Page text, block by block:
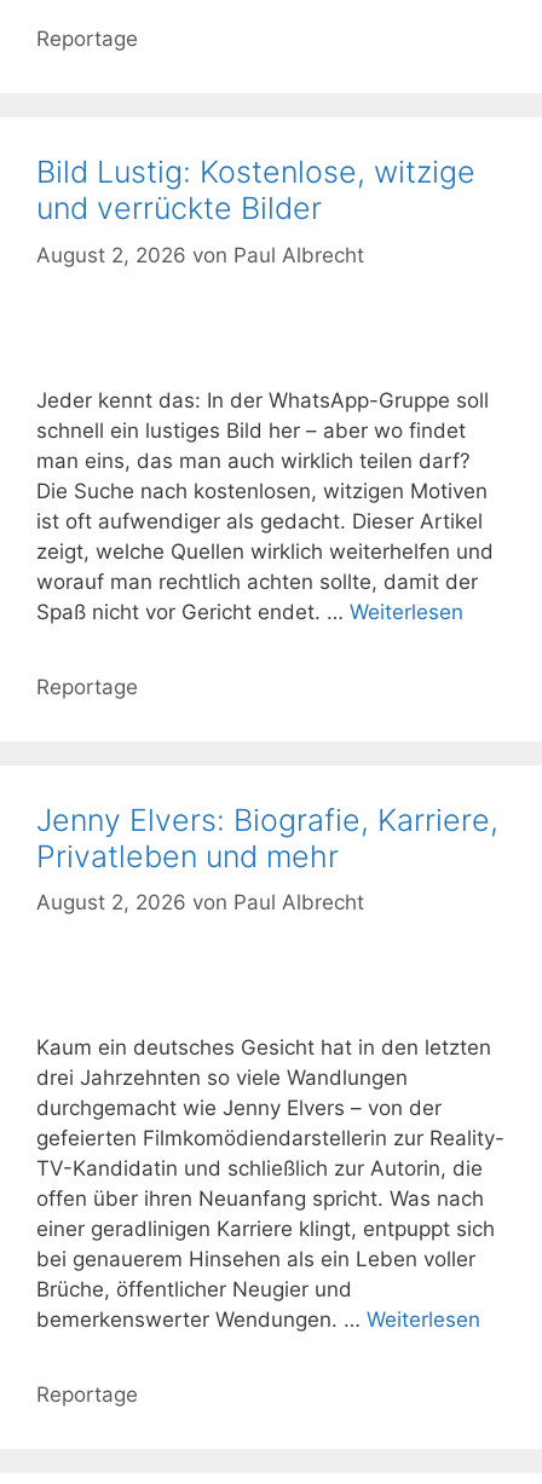
Kategorien
Reportage
Bild Lustig: Kostenlose, witzige
und verrückte Bilder
August 2, 2026 von Paul Albrecht
Jeder kennt das: In der WhatsApp-Gruppe soll
schnell ein lustiges Bild her – aber wo findet
man eins, das man auch wirklich teilen darf?
Die Suche nach kostenlosen, witzigen Motiven
ist oft aufwendiger als gedacht. Dieser Artikel
zeigt, welche Quellen wirklich weiterhelfen und
worauf man rechtlich achten sollte, damit der
Spaß nicht vor Gericht endet. … Weiterlesen
Kategorien
Reportage
Jenny Elvers: Biografie, Karriere,
Privatleben und mehr
August 2, 2026 von Paul Albrecht
Kaum ein deutsches Gesicht hat in den letzten
drei Jahrzehnten so viele Wandlungen
durchgemacht wie Jenny Elvers – von der
gefeierten Filmkomödiendarstellerin zur Reality-
TV-Kandidatin und schließlich zur Autorin, die
offen über ihren Neuanfang spricht. Was nach
einer geradlinigen Karriere klingt, entpuppt sich
bei genauerem Hinsehen als ein Leben voller
Brüche, öffentlicher Neugier und
bemerkenswerter Wendungen. … Weiterlesen
Kategorien
Reportage